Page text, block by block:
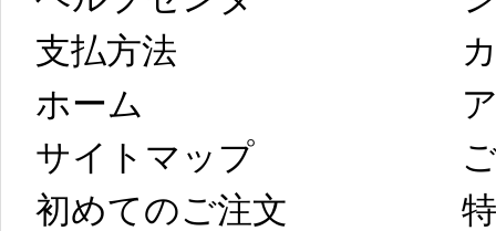
以後のご注文
は、2月25日から
コスプレ制作、
新春
字半
第二
支払方法
ホーム
サイトマップ
初めてのご注文